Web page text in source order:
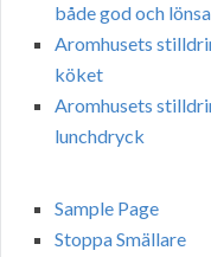
både god och
Aromhusets
köket
Aromhusets
lunchdryck
Sample Page
Stoppa Smällare